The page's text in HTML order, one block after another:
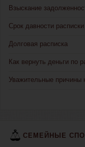
Взыскание
Срок давности расписки
Долговая расписка
Как вернуть деньги по
Уважительные причины
СЕМЕЙНЫЕ